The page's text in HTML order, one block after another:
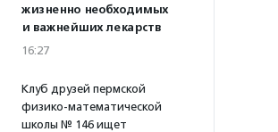
жизненно необходимых
и важнейших лекарств
16:27
Клуб друзей пермской
физико-математической
школы № 146 ищет